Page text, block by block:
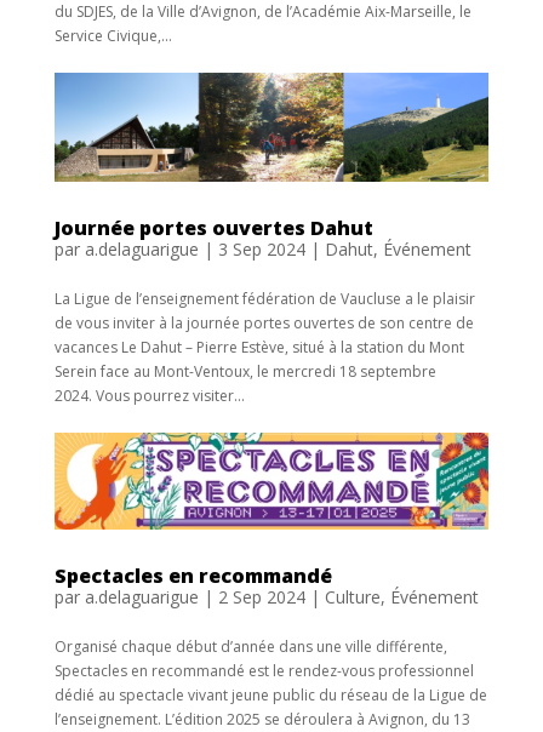
du SDJES, de la Ville d’Avignon, de l’Académie Aix-Marseille, le
Service Civique,...
Journée portes ouvertes Dahut
par a.delaguarigue | 3 Sep 2024| Dahut, Événement
La Ligue de l’enseignement fédération de Vaucluse a le plaisir
de vous inviter à la journée portes ouvertes de son centre de
vacances Le Dahut – Pierre Estève, situé à la station du Mont
Serein face au Mont-Ventoux, le mercredi 18 septembre
2024. Vous pourrez visiter...
Spectacles en recommandé
par a.delaguarigue | 2 Sep 2024| Culture, Événement
Organisé chaque début d’année dans une ville différente,
Spectacles en recommandé est le rendez-vous professionnel
dédié au spectacle vivant jeune public du réseau de la Ligue de
l’enseignement. L’édition 2025 se déroulera à Avignon, du 13